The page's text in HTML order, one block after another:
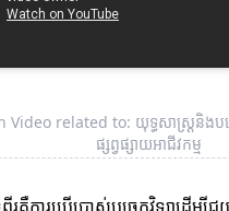
Video related to: យុទ្ធសាស្រ្តនិងបច្
ផ្សព្វផ្សាយអាជីវកម្ម